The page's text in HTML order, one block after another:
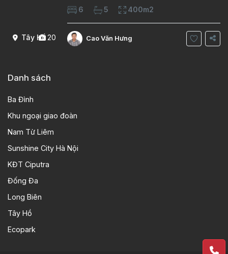
Tây Hồ20
Diện tích xây dựng 100m2 Xây 4 tầng, 6
phòng ngủ 5 phòng tắm Tầng 1, , phòng
khách , phòng bếp-1wc Tầng 2, 2 phòng
6 5 400m2
Cao Văn Hưng
Danh sách
Ba Đình
Khu ngoại giao đoàn
Nam Từ Liêm
Sunshine City Hà Nội
KĐT Ciputra
Đống Đa
Long Biên
Tây Hồ
Ecopark